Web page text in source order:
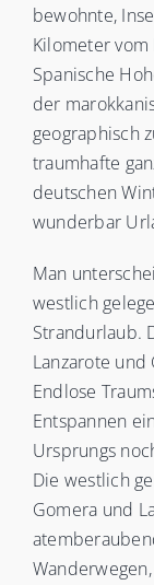
bewohnte,
Kilometer
Spanische
der
geographisch
traumhafte
deutschen
wunderbar
Man
westlich
Strandurlaub.
Lanzarote und
Endlose
Entspannen
Ursprungs
Die westlich
Gomera und